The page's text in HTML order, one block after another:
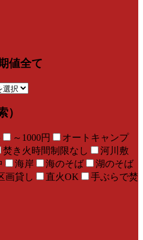
値全て
）
～1000円
オートキャンプ
焚き火時間制限なし
河川敷
海岸 海のそば
湖のそば
画貸し 直火OK
手ぶらで焚